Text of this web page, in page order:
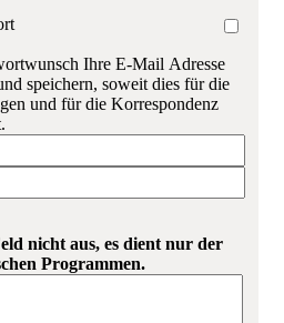
Ihre E-Mail Adresse
speichern, soweit dies für die
und für die Korrespondenz
nicht aus, es dient nur der
Programmen.